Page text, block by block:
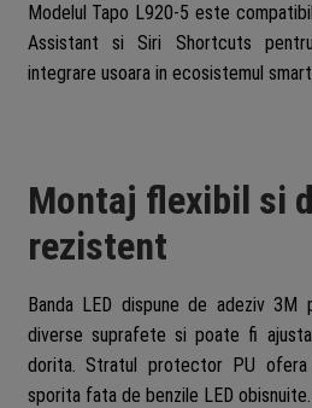
Modelul Tapo L920-5 este
Assistant si Siri Shortcuts
integrare usoara in ecosistemul
Montaj flexibil si
rezistent
Banda LED dispune de adeziv 3M
diverse suprafete si poate fi
dorita. Stratul protector PU
sporita fata de benzile LED obisnuite.